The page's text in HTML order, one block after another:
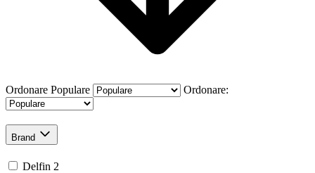
Ordonare Populare Ordonare:
Brand
Delfin 2